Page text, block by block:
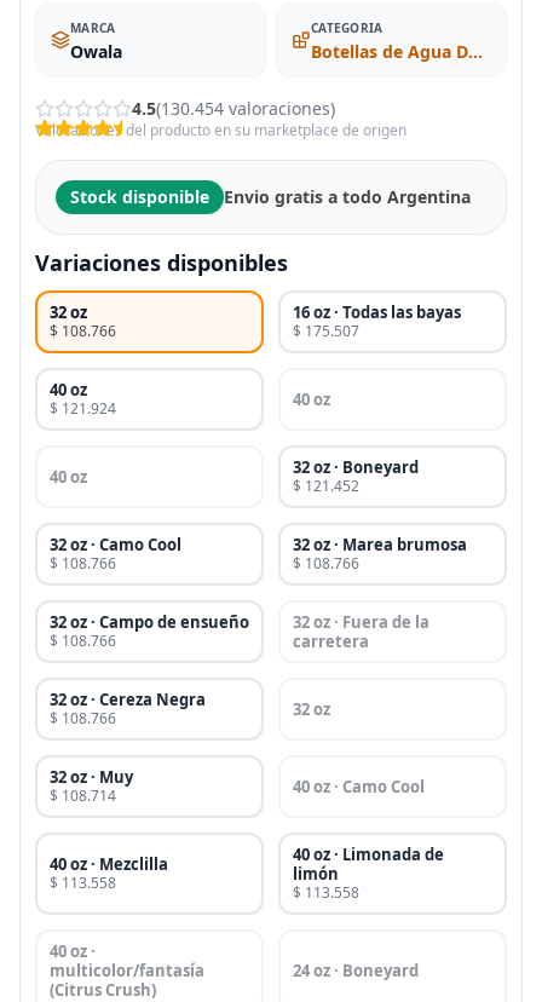
MARCA
Owala
CATEGORIA
Botellas de Agua Deportivas
4.5(130.454 valoraciones)
Valoraciones del producto en su marketplace de origen
Stock disponible Envio gratis a todo Argentina
Variaciones disponibles
32 oz
$ 108.766
16 oz · Todas las bayas
$ 175.507
40 oz
$ 121.924 40 oz
40 oz 32 oz · Boneyard
$ 121.452
32 oz · Camo Cool
$ 108.766
32 oz · Marea brumosa
$ 108.766
32 oz · Campo de ensueño
$ 108.766
32 oz · Fuera de la
carretera
32 oz · Cereza Negra
$ 108.766 32 oz
32 oz · Muy
$ 108.714 40 oz · Camo Cool
40 oz · Mezclilla
$ 113.558
40 oz · Limonada de
limón
$ 113.558
40 oz ·
multicolor/fantasía
(Citrus Crush)
24 oz · Boneyard